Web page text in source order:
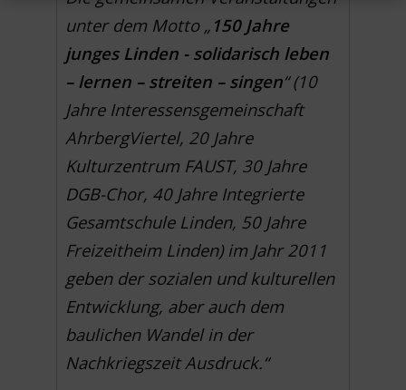
unter dem Motto „ 150 Jahre
junges Linden - solidarisch leben
– lernen – streiten – singen“ (10
Jahre Interessensgemeinschaft
AhrbergViertel, 20 Jahre
Kulturzentrum FAUST, 30 Jahre
DGB-Chor, 40 Jahre Integrierte
Gesamtschule Linden, 50 Jahre
Freizeitheim Linden) im Jahr 2011
geben der sozialen und kulturellen
Entwicklung, aber auch dem
baulichen Wandel in der
Nachkriegszeit Ausdruck.“